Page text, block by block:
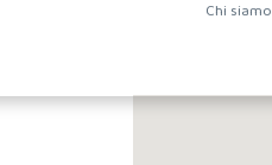
Chi siamo